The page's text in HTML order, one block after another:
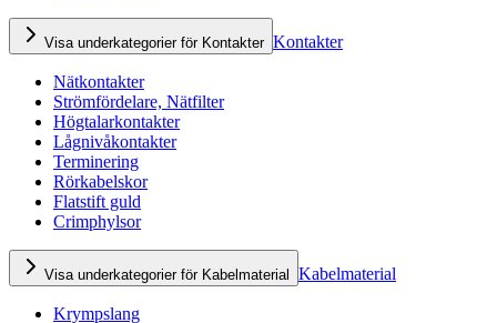
Visa underkategorier för Kontakter Kontakter
Nätkontakter
Strömfördelare, Nätfilter
Högtalarkontakter
Lågnivåkontakter
Terminering
Rörkabelskor
Flatstift guld
Crimphylsor
Visa underkategorier för Kabelmaterial Kabelmaterial
Krympslang